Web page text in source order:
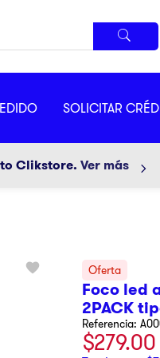
SOLICITAR
Clikstore. Ver más
Foco led
2PACK
Referencia:
$279.00